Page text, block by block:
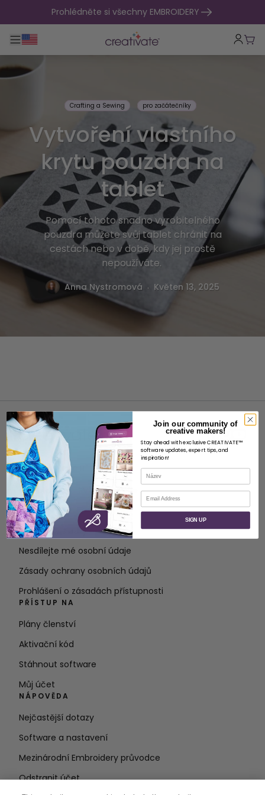
přejít na obsahProhlédněte si všechny EMBROIDERY
Přepnout hlavní navigaci
Crafting a Sewing pro začátečníky
Vytvoření vlastního
krytu pouzdra na
tablet
Pomocí tohoto snadno vyrobitelného
pouzdra můžete svůj tablet chránit na
cestách nebo v době, kdy jej prostě
nepoužíváte.
Anna Nystromová . Květen 13, 2025
O STRÁNKÁCH
O společnosti SVP Worldwide
Kontakt
Podmínky služby
Nesdílejte mé osobní údaje
Zásady ochrany osobních údajů
Prohlášení o zásadách přístupnosti
PŘÍSTUP NA
Plány členství
Aktivační kód
Stáhnout software
Můj účet
NÁPOVĚDA
Nejčastější dotazy
Software a nastavení
Mezinárodní Embroidery průvodce
Odstranit účet
Join our community of
creative makers!
Stay ahead with exclusive CREATIVATE™
software updates, expert tips, and
inspiration!
Název
E-mail
SIGN UP